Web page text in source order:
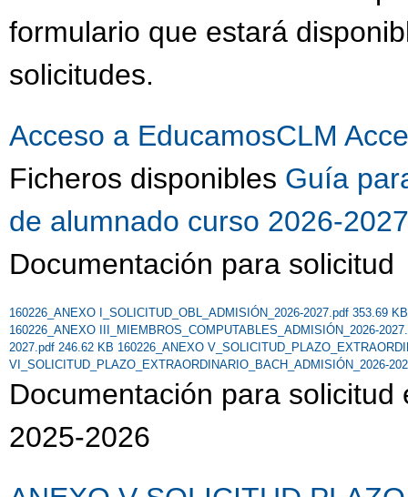
formulario que estará
solicitudes.
Acceso a EducamosCLM
Ficheros disponibles Guía
de alumnado curso 2026-
Documentación para solicitud
160226_ANEXO I_SOLICITUD_OBL_ADMISIÓN_2026-2027.pdf 353.69
160226_ANEXO III_MIEMBROS_COMPUTABLES_ADMISIÓN_2026-
2027.pdf 246.62 KB 160226_ANEXO
VI_SOLICITUD_PLAZO_EXTRAORDINARIO_BACH_ADMISIÓN_2026-
Documentación para
2025-2026